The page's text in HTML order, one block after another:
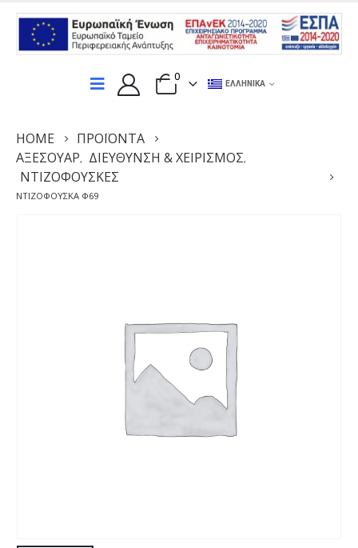
0
ΕΛΛΗΝΙΚΆ
HOME
ΠΡΟΪΌΝΤΑ
ΑΞΕΣΟΥΆΡ, ΔΙΕΎΘΥΝΣΗ & ΧΕΙΡΙΣΜΌΣ,
ΝΤΙΖΟΦΟΥΣΚΕΣ
ΝΤΙΖΟΦΟΥΣΚΑ Φ69